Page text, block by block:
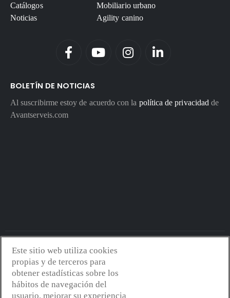
Catálogos
Noticias
Mobiliario urbano
Agility canino
BOLETÍN DE NOTICIAS
Al suscribirme estoy de acuerdo con la política de privacidad de
Avantserveis.com
Avantserveis.com -Aviso legal - GDPR
Política de cookies-Política de calidad y medio ambiente
web:Mejorconweb
Este sitio web utiliza cookies
propias y de terceros para
obtener estadísticas sobre los
hábitos de navegación del
usuario, mejorar su experiencia